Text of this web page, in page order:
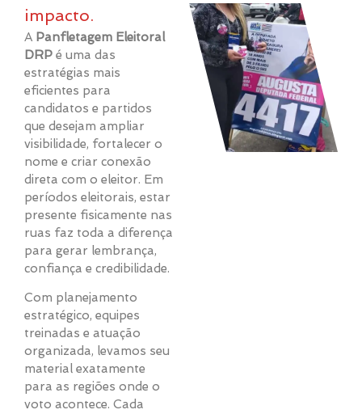
impacto.
A Panfletagem Eleitoral
DRP é uma das
estratégias mais
eficientes para
candidatos e partidos
que desejam ampliar
visibilidade, fortalecer o
nome e criar conexão
direta com o eleitor. Em
períodos eleitorais, estar
presente fisicamente nas
ruas faz toda a diferença
para gerar lembrança,
confiança e credibilidade.
Com planejamento
estratégico, equipes
treinadas e atuação
organizada, levamos seu
material exatamente
para as regiões onde o
voto acontece. Cada